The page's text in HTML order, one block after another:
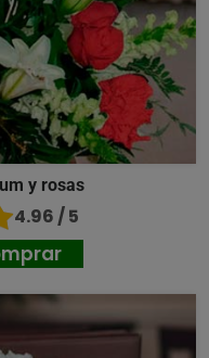
y rosas
4.96 / 5